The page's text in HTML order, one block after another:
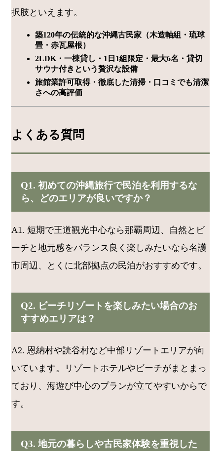
択肢といえます。
築120年の伝統的な沖縄古民家（木造軸組・琉球
畳・赤瓦屋根）
2LDK・一棟貸し・1日1組限定・最大6名・貸切
サウナ付きという贅沢な設備
旅館業許可取得・徹底した清掃・口コミでも清潔
さへの高評価
よくある質問
Q1. 初めての沖縄旅行で民泊を利用するな
ら、どのエリアが良いですか？
A1. 短期で王道観光中心なら那覇周辺、自然とビ
ーチと地元感をバランス良く楽しみたいなら名護
市周辺、とくに北部拠点の民泊がおすすめです。
Q2. ビーチリゾートを楽しみたい場合のお
すすめエリアは？
A2. 恩納村や読谷村など中部リゾートエリアが向
いています。リゾートホテルやビーチがまとまっ
ており、海遊び中心のプランが立てやすいからで
す。
Q3. 地元の暮らしや古民家体験を重視した